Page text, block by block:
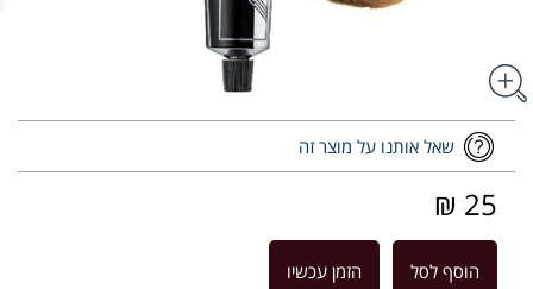
שאל אותנו על מוצר זה
25 ₪
הוסף לסל הזמן עכשיו